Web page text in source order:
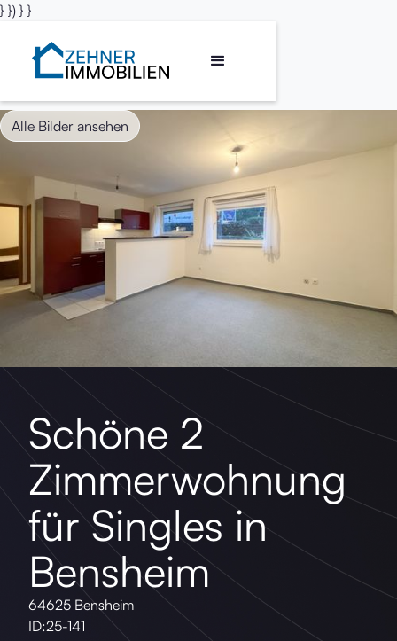
} }) } }
Schöne 2
Zimmerwohnung
für Singles in
Bensheim
64625 Bensheim
ID:25-141
Alle Bilder ansehen